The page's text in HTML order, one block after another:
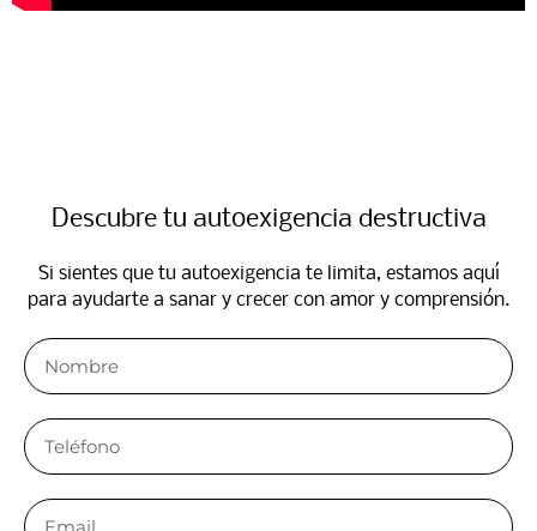
Descubre tu autoexigencia destructiva
Si sientes que tu autoexigencia te limita, estamos aquí
para ayudarte a sanar y crecer con amor y comprensión.